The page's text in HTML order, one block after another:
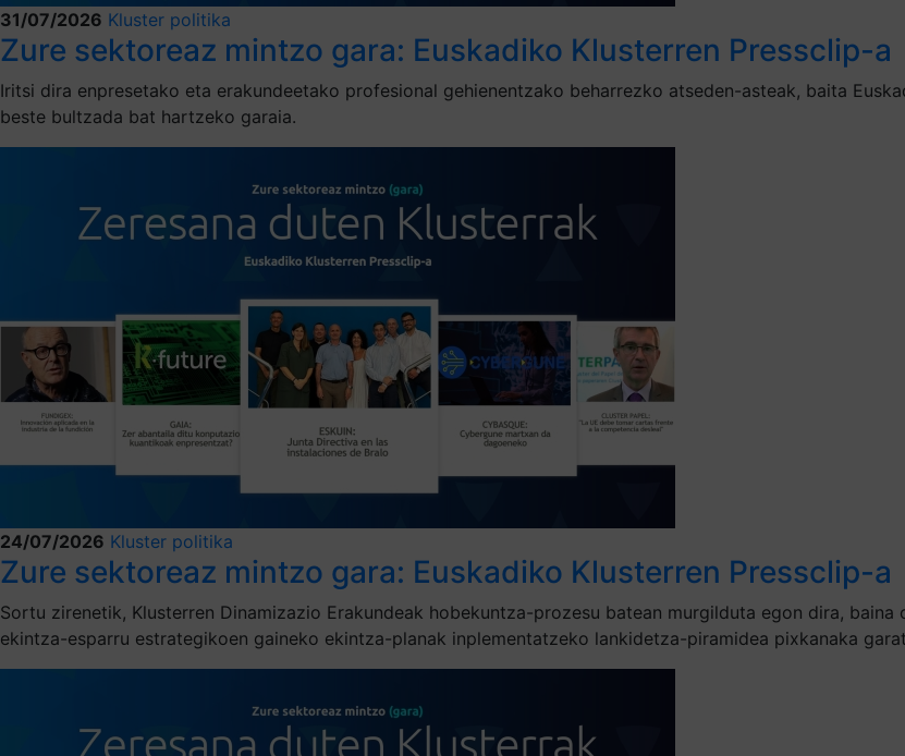
31/07/2026 Kluster politika
Zure sektoreaz mintzo gara: Euskadiko Klusterren Pressclip-a
Iritsi dira enpresetako eta erakundeetako profesional gehienentzako beharrezko atseden-asteak, baita
beste bultzada bat hartzeko garaia.
24/07/2026 Kluster politika
Zure sektoreaz mintzo gara: Euskadiko Klusterren Pressclip-a
Sortu zirenetik, Klusterren Dinamizazio Erakundeak hobekuntza-prozesu batean murgilduta egon dira,
ekintza-esparru estrategikoen gaineko ekintza-planak inplementatzeko lankidetza-piramidea pixkanaka